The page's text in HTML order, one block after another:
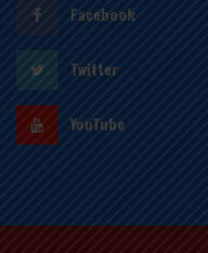
Facebook
Twitter
YouTube